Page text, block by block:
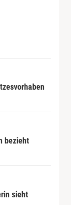
bezieht
sieht